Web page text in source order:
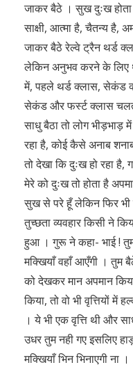
जाकर बैठे । सुख दुःख
साक्षी, आत्मा है, चैतन्य है,
जाकर बैठे रेल्वे ट्रैन थर्ड
लेकिन अनुभव करने के लिए
में, पहले थर्ड क्लास, सेकंड
सेकंड और फर्स्ट क्लास
साधु बैठा तो लोग भीड़भाड़
रहा है, कोई कैसे अनाब
तो देखा कि दुःख हो रहा
मेरे को दुःख तो होता है
सुख से परे हूँ लेकिन फिर भी
तुच्छता व्यवहार किसी ने
हुआ । गुरू ने कहा- भाई !
मक्खियाँ वहाँ आएँगी । तुम
को देखकर मान अपमान
किया, तो वो भी वृत्तियों में
। ये भी एक वृत्ति थी और
उधर तुम नही गए इसलिए
मक्खियाँ भिन भिनाएगी ना ।